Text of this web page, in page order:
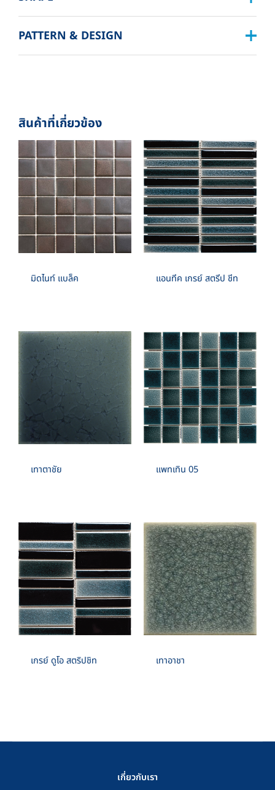
BOX./SQM. 1
SQUARE :
SPECIAL SHAPE :
CIRCLE , FAN , BOW , TRIANGULAR , CONVEX
,PYRAMID
PATTERN & DESIGN
สินค้าที่เกี่ยวข้อง
มิดไนท์ แบล็ค แอนทีค เกรย์ สตรีป ชีท
เทาตาชัย แพทเทิน 05
เกรย์ ดูโอ สตริปชิท เทาอาชา
เกี่ยวกับเรา